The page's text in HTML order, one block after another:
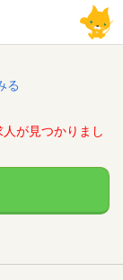
る
が見つかりまし